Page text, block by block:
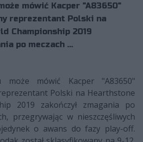
mówić Kacper "A83650"
reprezentant Polski na
Championship 2019
po meczach ...
mówić Kacper "A83650"
Polski na Hearthstone
2019 zakończył zmagania po
przegrywając w nieszczęśliwych
o awans do fazy play-off.